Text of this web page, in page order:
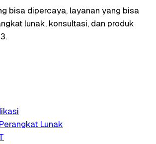
bisa dipercaya, layanan yang bisa
lunak, konsultasi, dan produk
Lunak